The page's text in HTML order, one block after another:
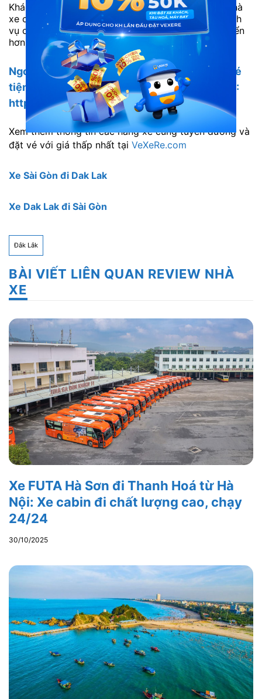
Khách hàng Tuấn: “Lần nào mình cũng đi xe này. Nhà
xe có xe đón tận nơi trong huyện và chất lượng dịch
vụ cũng rất tốt. Đánh giá ủng hộ nhà xe để phát triển
hơn trong tương lai nhé.”
Ngoài ra, hành khách có thể trải nghiệm đặt vé
tiện lợi hơn với nhiều ưu đãi trên app VEXERE:
https://vexere.page.link/blog
Xem thêm thông tin các hãng xe cùng tuyến đường và
đặt vé với giá thấp nhất tại VeXeRe.com
Xe Sài Gòn đi Dak Lak
Xe Dak Lak đi Sài Gòn
Đắk Lắk
BÀI VIẾT LIÊN QUAN REVIEW NHÀ
XE
Xe FUTA Hà Sơn đi Thanh Hoá từ Hà
Nội: Xe cabin đi chất lượng cao, chạy
24/24
30/10/2025